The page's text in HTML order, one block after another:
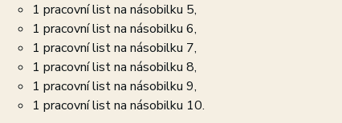
1 pracovní list na násobilku 5,
1 pracovní list na násobilku 6,
1 pracovní list na násobilku 7,
1 pracovní list na násobilku 8,
1 pracovní list na násobilku 9,
1 pracovní list na násobilku 10.